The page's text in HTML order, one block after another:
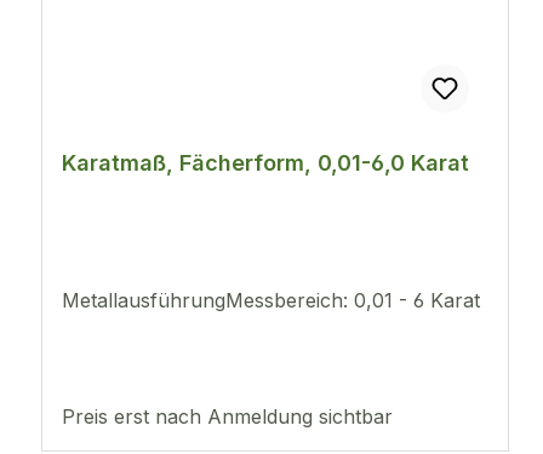
Karatmaß, Fächerform, 0,01-6,0 Karat
MetallausführungMessbereich: 0,01 - 6 Karat
Preis erst nach Anmeldung sichtbar